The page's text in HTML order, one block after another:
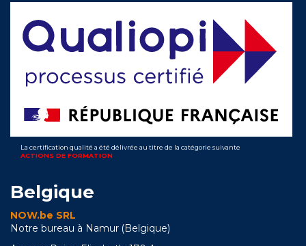
La certification qualité a été délivrée au titre de la catégorie suivante
ACTIONS DE FORMATION
Belgique
NOW.be SRL
Notre bureau à Namur (Belgique)